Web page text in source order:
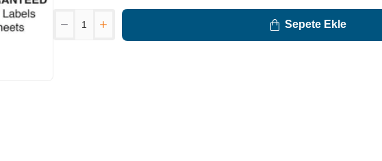
Sepete Ekle